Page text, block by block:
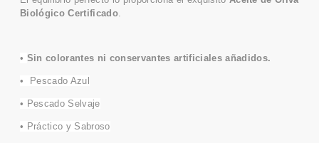
Biológico Certificado.
• Sin colorantes ni conservantes artificialesañadidos.
• Pescado Azul
• Pescado Selvaje
• Práctico y Sabroso